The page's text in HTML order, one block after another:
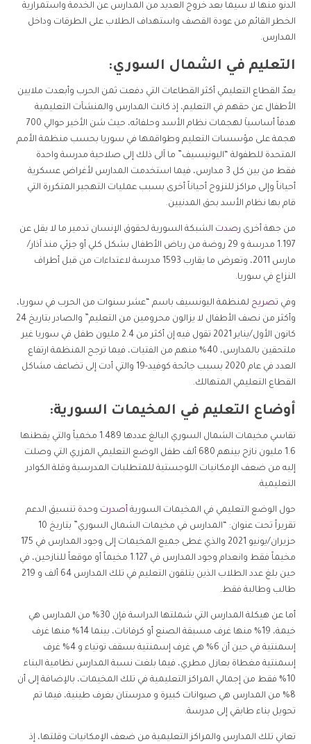
الدنو منها لا سيما بعد خروج العديد من المدارس عن الخدمة واستمرارية
الخطر القائم من عودة القصف واستهداف الطلاب على الطرقات وداخل
المدارس.
التعليم في الشمال السوري:
يعدّ القطاع التعليمي أكثر القطاعات التي دفعت ثمن الحرب وأبعدت ملايين
الأطفال عن حقهم في التعليم، إذ كانت المدارس والمنشآت التعليمية
هدفاً أساسياَ لهجمات نظام الأسد وحلفائه، حيث شن الأخير حوالي 700
هجمة على مؤسسات التعليم وطواقمها في سوريا بحسب منظمة الأمم
المتحدة للطفولة “اليونيسيف” ما آلى ذلك إلى صلاحية مدرسة واحدة
فقط من بين كل 3 مدارس، فيما استخدمت المدارس لأغراض عسكرية
أحياناً وإلى مراكز للنزوح أحياناً أخرى بسبب عمليات التهجير المتكررة التي
قام بها نظام الأسد بحق المدنيين.
من جهة أخرى رصدت الشبكة السورية لحقوق الإنسان تدمير ما لا يقل عن
1.197 مدرسة و 29 روضة من رياض الأطفال بشكل كلي أو جزئي منذ آذار/
مارس 2011، وتعرض ما يقارب 1593 مدرسة لاعتداءات من قبل أطراف
النزاع في سوريا.
وفي تصريح لمنظمة اليونسيف باسم “عشر سنوات من الحرب في سوريا،
وأكثر من نصف الأطفال لا يزالون محرومين من التعليم” والصادر بتاريخ 24
كانون الأول/يناير 2021 تقول فيه إن أكثر من 2.4 مليون طفل في سوريا غير
ملتحقين بالمدارس، 40% منهم من الفتيات، فيما ترجح المنظمة ارتفاع
العدد في عام 2020 بسبب جائحة كوفيد-19 والتي أدت إلى تضاعف مشاكل
القطاع التعليمي المتهالك.
أوضاع التعليم في المخيمات السورية:
تقاسي مخيمات الشمال السوري البالغ عددها 1.489 مخمياً والتي يقطنها
1.6 مليون نازح بينهم 680 ألف طفل الوضع التعليمي المزري التي وصلت
إليه من ضعف الإمكانيات اللوجستية للمتطلبات المدرسية وقلة الكوادر
التعليمية.
حول الوضع التعليمي في المخيمات السورية أصدرت وحدة تنسيق الدعم
تقريراً تحت عنوان: “المدارس في مخيمات الشمال السوري” بتاريخ 10
حزيران/يونيو 2021 والذي غطى جميع المخيمات إلى وجود المدارس في 175
مخيماً فقط وانعدام وجود المدارس في 1.127 مخيماً أو موقعاً للنازحين، في
حين بلغ عدد الطلاب الذين يتلقون التعليم في تلك المدارس 64 ألف و 219
طالب وطالبة فقط.
أما عن هيكلة المدارس التي شملتها الدراسة فإن 30% من المدارس هي
خيمة، 19% منها غرف مسبقة الصنع أو كرفانات، بينما 14% منها غرف
إسمنتية في حين أن 6% هي غرف إسمنتية بسقف توتياء و 4% غرف
إسمنتية مغطاة بعازل مطري، فيما بلغت نسبة المدارس نظامية البناء
10% فقط من إجمالي المراكز التعليمية في تلك المخيمات، بالإضافة إلى أن
8% من المدارس هي صيوانات كبيرة و مدرستان بغرف طينية، فيما تم
تحويل بناء طابقي إلى مدرسة.
تعاني تلك المدارس والمراكز التعليمية من ضعف الإمكانيات وقلتها، إذ